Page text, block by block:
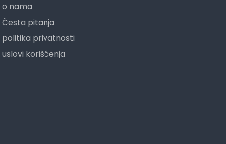
o nama
Česta pitanja
politika privatnosti
uslovi korišćenja